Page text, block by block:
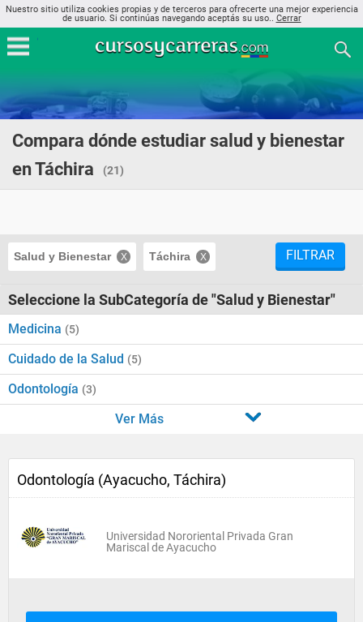
Nuestro sitio utiliza cookies propias y de terceros para ofrecerte una mejor experiencia
de usuario. Si continúas navegando aceptás su uso.. Cerrar
Compara dónde estudiar salud y bienestar
en Táchira
(21)
Salud y Bienestar Táchira FILTRAR
Seleccione la SubCategoría de "Salud y Bienestar"
Medicina (5)
Cuidado de la Salud (5)
Odontología (3)
Ver Más
Odontología (Ayacucho, Táchira)
Universidad Nororiental Privada Gran
Mariscal de Ayacucho